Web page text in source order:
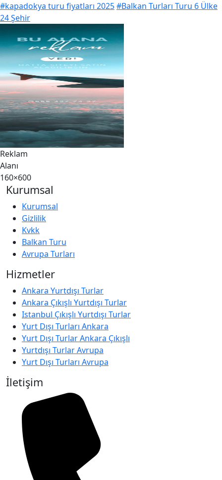
#kapadokya turu fiyatları 2025#Balkan Turları Turu 6 Ülke
24 Şehir
Reklam
Alanı
160×600
Kurumsal
Kurumsal
Gizlilik
Kvkk
Balkan Turu
Avrupa Turları
Hizmetler
Ankara Yurtdışı Turlar
Ankara Çıkışlı Yurtdışı Turlar
Istanbul Çıkışlı Yurtdışı Turlar
Yurt Dışı Turları Ankara
Yurt Dışı Turlar Ankara Çıkışlı
Yurtdışı Turlar Avrupa
Yurt Dışı Turları Avrupa
İletişim